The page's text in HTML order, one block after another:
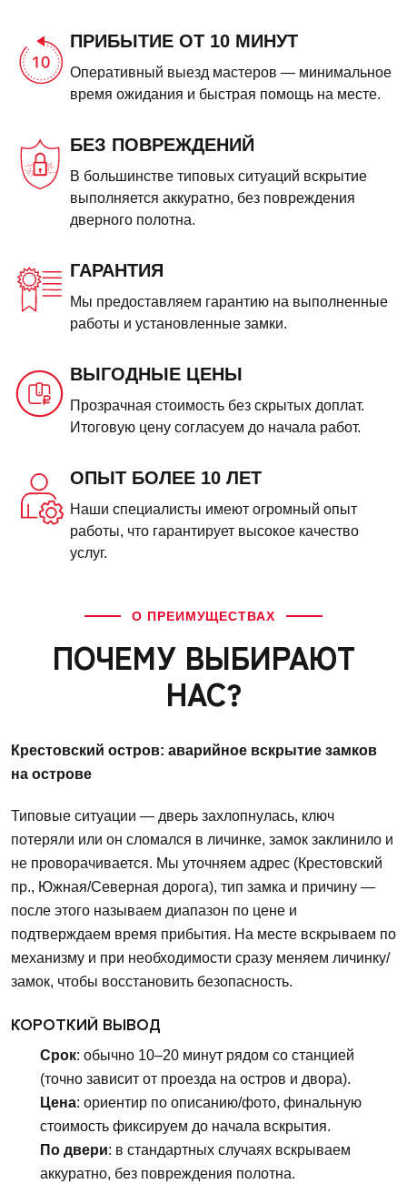
ПРИБЫТИЕ ОТ 10 МИНУТ
Оперативный выезд мастеров — минимальное
время ожидания и быстрая помощь на месте.
БЕЗ ПОВРЕЖДЕНИЙ
В большинстве типовых ситуаций вскрытие
выполняется аккуратно, без повреждения
дверного полотна.
ГАРАНТИЯ
Мы предоставляем гарантию на выполненные
работы и установленные замки.
ВЫГОДНЫЕ ЦЕНЫ
Прозрачная стоимость без скрытых доплат.
Итоговую цену согласуем до начала работ.
ОПЫТ БОЛЕЕ 10 ЛЕТ
Наши специалисты имеют огромный опыт
работы, что гарантирует высокое качество
услуг.
О ПРЕИМУЩЕСТВАХ
ПОЧЕМУ ВЫБИРАЮТ
НАС?
Крестовский остров: аварийное вскрытие замков
на острове
Типовые ситуации — дверь захлопнулась, ключ
потеряли или он сломался в личинке, замок заклинило и
не проворачивается. Мы уточняем адрес (Крестовский
пр., Южная/Северная дорога), тип замка и причину —
после этого называем диапазон по цене и
подтверждаем время прибытия. На месте вскрываем по
механизму и при необходимости сразу меняем личинку/
замок, чтобы восстановить безопасность.
КОРОТКИЙ ВЫВОД
Срок: обычно 10–20 минут рядом со станцией
(точно зависит от проезда на остров и двора).
Цена: ориентир по описанию/фото, финальную
стоимость фиксируем до начала вскрытия.
По двери: в стандартных случаях вскрываем
аккуратно, без повреждения полотна.